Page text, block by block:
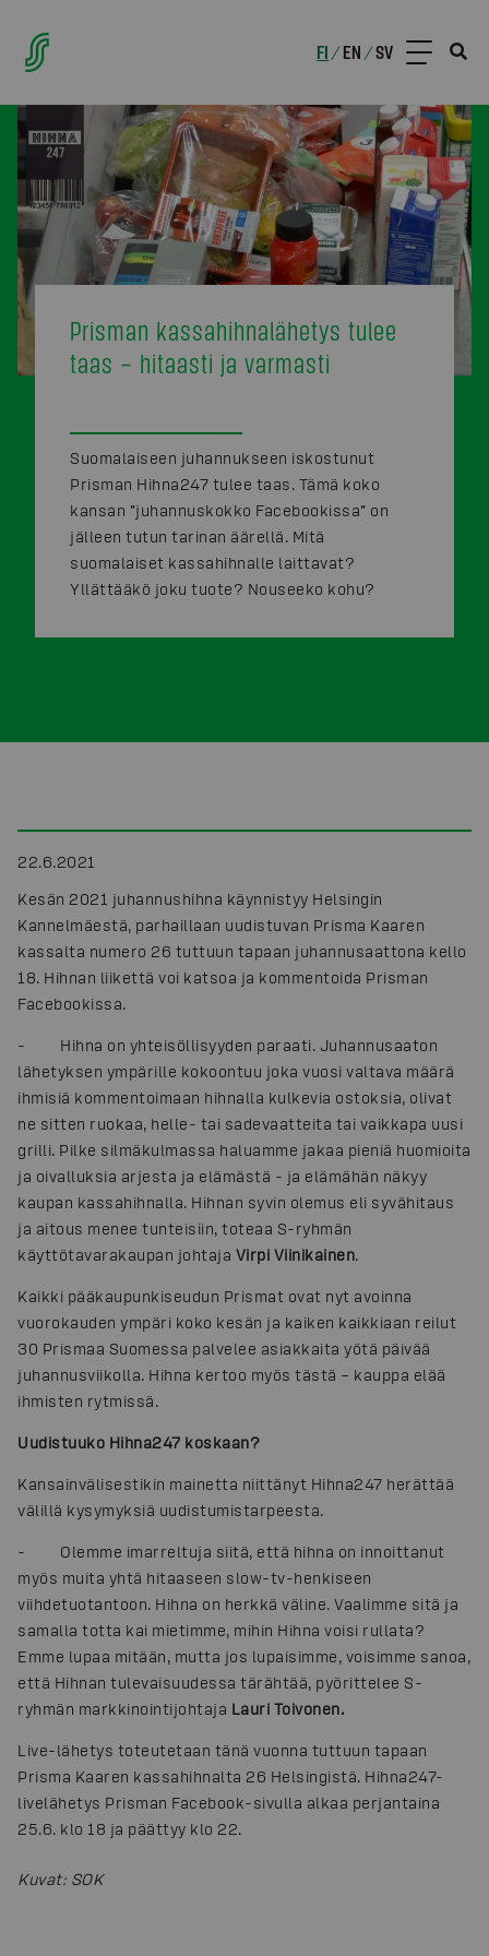
FI /EN /SV
Prisman kassahihnalähetys tulee
taas – hitaasti ja varmasti
Suomalaiseen juhannukseen iskostunut
Prisman Hihna247 tulee taas. Tämä koko
kansan ”juhannuskokko Facebookissa” on
jälleen tutun tarinan äärellä. Mitä
suomalaiset kassahihnalle laittavat?
Yllättääkö joku tuote? Nouseeko kohu?
22.6.2021
Kesän 2021 juhannushihna käynnistyy Helsingin
Kannelmäestä, parhaillaan uudistuvan Prisma Kaaren
kassalta numero 26 tuttuun tapaan juhannusaattona kello
18. Hihnan liikettä voi katsoa ja kommentoida Prisman
Facebookissa.
- Hihna on yhteisöllisyyden paraati. Juhannusaaton
lähetyksen ympärille kokoontuu joka vuosi valtava määrä
ihmisiä kommentoimaan hihnalla kulkevia ostoksia, olivat
ne sitten ruokaa, helle- tai sadevaatteita tai vaikkapa uusi
grilli. Pilke silmäkulmassa haluamme jakaa pieniä huomioita
ja oivalluksia arjesta ja elämästä - ja elämähän näkyy
kaupan kassahihnalla. Hihnan syvin olemus eli syvähitaus
ja aitous menee tunteisiin, toteaa S-ryhmän
käyttötavarakaupan johtaja Virpi Viinikainen.
Kaikki pääkaupunkiseudun Prismat ovat nyt avoinna
vuorokauden ympäri koko kesän ja kaiken kaikkiaan reilut
30 Prismaa Suomessa palvelee asiakkaita yötä päivää
juhannusviikolla. Hihna kertoo myös tästä – kauppa elää
ihmisten rytmissä.
Uudistuuko Hihna247 koskaan?
Kansainvälisestikin mainetta niittänyt Hihna247 herättää
välillä kysymyksiä uudistumistarpeesta.
- Olemme imarreltuja siitä, että hihna on innoittanut
myös muita yhtä hitaaseen slow-tv-henkiseen
viihdetuotantoon. Hihna on herkkä väline. Vaalimme sitä ja
samalla totta kai mietimme, mihin Hihna voisi rullata?
Emme lupaa mitään, mutta jos lupaisimme, voisimme sanoa,
että Hihnan tulevaisuudessa tärähtää, pyörittelee S-
ryhmän markkinointijohtaja Lauri Toivonen.
Live-lähetys toteutetaan tänä vuonna tuttuun tapaan
Prisma Kaaren kassahihnalta 26 Helsingistä. Hihna247-
livelähetys Prisman Facebook-sivulla alkaa perjantaina
25.6. klo 18 ja päättyy klo 22.
Kuvat: SOK